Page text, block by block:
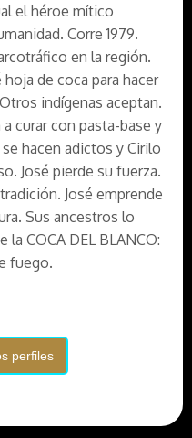
el héroe mítico
Corre 1979.
en la región.
de coca para hacer
indígenas aceptan.
curar con pasta-base y
hacen adictos y Cirilo
José pierde su fuerza.
José emprende
Sus ancestros lo
COCA DEL BLANCO:
fuego.